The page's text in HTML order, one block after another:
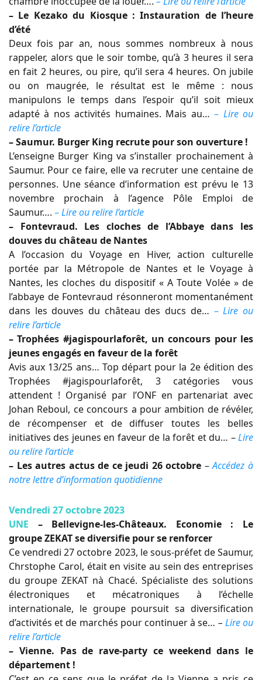
– Le Kezako du Kiosque : Instauration de l’heure
d’été
Deux fois par an, nous sommes nombreux à nous
rappeler, alors que le soir tombe, qu’à 3 heures il sera
en fait 2 heures, ou pire, qu’il sera 4 heures. On jubile
ou on maugrée, le résultat est le même : nous
manipulons le temps dans l’espoir qu’il soit mieux
adapté à nos activités humaines. Mais au…– Lire ou
relire l’article
– Saumur. Burger King recrute pour son ouverture !
L’enseigne Burger King va s’installer prochainement à
Saumur. Pour ce faire, elle va recruter une centaine de
personnes. Une séance d’information est prévu le 13
novembre prochain à l’agence Pôle Emploi de
Saumur…. –Lire ou relire l’article
– Fontevraud. Les cloches de l’Abbaye dans les
douves du château de Nantes
A l’occasion du Voyage en Hiver, action culturelle
portée par la Métropole de Nantes et le Voyage à
Nantes, les cloches du dispositif « A Toute Volée » de
l’abbaye de Fontevraud résonneront momentanément
dans les douves du château des ducs de… –Lire ou
relire l’article
– Trophées #jagispourlaforêt, un concours pour les
jeunes engagés en faveur de la forêt
Avis aux 13/25 ans… Top départ pour la 2e édition des
Trophées #jagispourlaforêt, 3 catégories vous
attendent ! Organisé par l’ONF en partenariat avec
Johan Reboul, ce concours a pour ambition de révéler,
de récompenser et de diffuser toutes les belles
initiatives des jeunes en faveur de la forêt et du… – Lire
ou relire l’article
– Les autres actus de ce jeudi 26 octobre – Accédez à
notre lettre d’information quotidienne
Vendredi 27 octobre 2023
UNE – Bellevigne-les-Châteaux. Economie : Le
groupe ZEKAT se diversifie pour se renforcer
Ce vendredi 27 octobre 2023, le sous-préfet de Saumur,
Chrstophe Carol, était en visite au sein des entreprises
du groupe ZEKAT nà Chacé. Spécialiste des solutions
électroniques et mécatroniques à l’échelle
internationale, le groupe poursuit sa diversification
d’activités et de marchés pour continuer à se… – Lire ou
relire l’article
– Vienne. Pas de rave-party ce weekend dans le
département !